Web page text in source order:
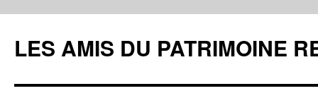
LES AMIS DU PATRIMOINE